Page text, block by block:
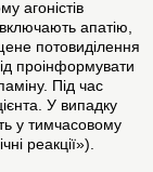
агоністів
апатію,
потовиділення
проінформувати
Під час
У випадку
у тимчасовому
реакції»).